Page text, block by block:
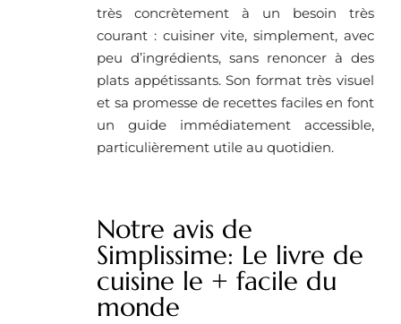
très concrètement à un besoin très
courant : cuisiner vite, simplement, avec
peu d’ingrédients, sans renoncer à des
plats appétissants. Son format très visuel
et sa promesse de recettes faciles en font
un guide immédiatement accessible,
particulièrement utile au quotidien.
Notre avis de
Simplissime: Le livre de
cuisine le + facile du
monde